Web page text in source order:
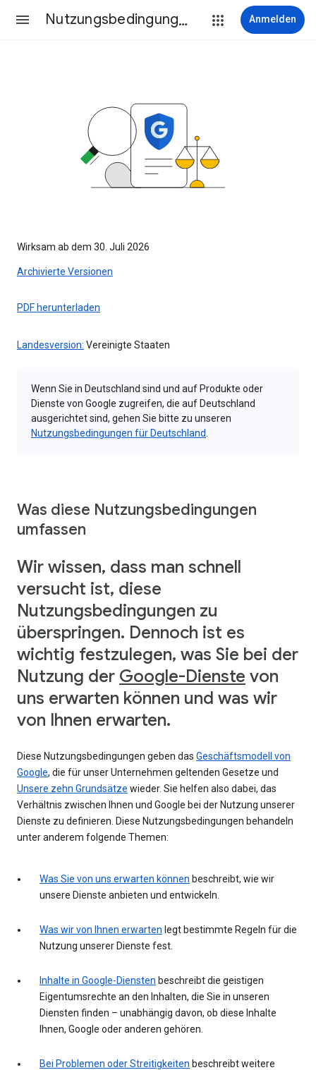
Nutzungsbedingungen Anmelden
Wirksam ab dem 30. Juli 2026
Archivierte Versionen
PDF herunterladen
Landesversion: Vereinigte Staaten
Wenn Sie in Deutschland sind und auf Produkte oder
Dienste von Google zugreifen, die auf Deutschland
ausgerichtet sind, gehen Sie bitte zu unseren
Nutzungsbedingungen für Deutschland
Was diese Nutzungsbedingungen
umfassen
Wir wissen, dass man schnell
versucht ist, diese
Nutzungsbedingungen zu
überspringen. Dennoch ist es
wichtig festzulegen, was Sie bei der
Nutzung der Google-Dienste von
uns erwarten können und was wir
von Ihnen erwarten.
Diese Nutzungsbedingungen geben das Geschäftsmodell von
Google, die für unser Unternehmen geltenden Gesetze und
Unsere zehn Grundsätze wieder. Sie helfen also dabei, das
Verhältnis zwischen Ihnen und Google bei der Nutzung unserer
Dienste zu definieren. Diese Nutzungsbedingungen behandeln
unter anderem folgende Themen:
Was Sie von uns erwarten können beschreibt, wie wir
unsere Dienste anbieten und entwickeln.
Was wir von Ihnen erwarten legt bestimmte Regeln für die
Nutzung unserer Dienste fest.
Inhalte in Google-Diensten beschreibt die geistigen
Eigentumsrechte an den Inhalten, die Sie in unseren
Diensten finden – unabhängig davon, ob diese Inhalte
Ihnen, Google oder anderen gehören.
Bei Problemen oder Streitigkeiten beschreibt weitere